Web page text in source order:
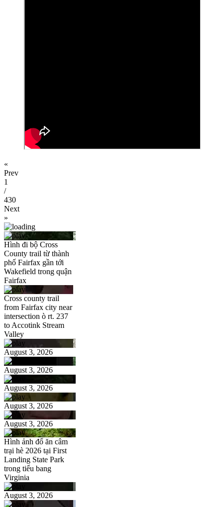
«
Prev
1
/
430
Next
»
Hình đi bộ Cross
County trail từ thành
phố Fairfax gần tới
Wakefield trong quận
Fairfax
Cross county trail
from Fairfax city near
intersection ò rt. 237
to Accotink Stream
Valley
August 3, 2026
August 3, 2026
August 3, 2026
August 3, 2026
August 3, 2026
Hình ảnh đổ ăn câm
trại hè 2026 tại First
Landing State Park
trong tiểu bang
Virginia
August 3, 2026